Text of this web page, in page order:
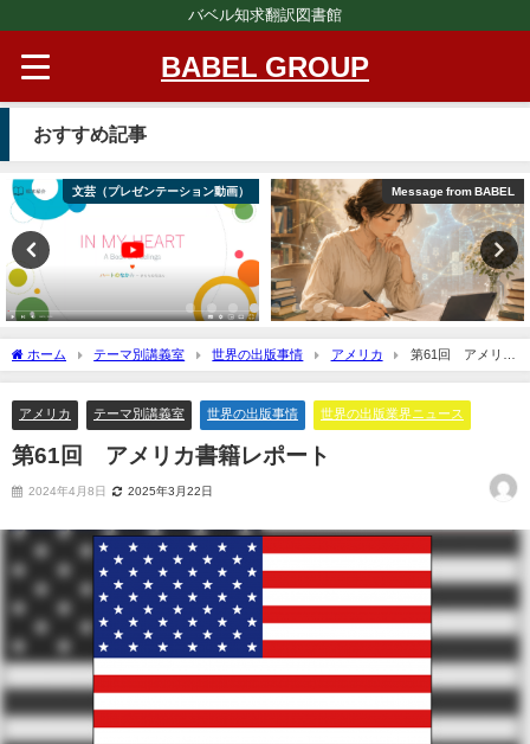
バベル知求翻訳図書館
BABEL GROUP
おすすめ記事
文芸（プレゼンテーション動画） Message from BABEL
ホーム テーマ別講義室 世界の出版事情 アメリカ
第61回 アメリカ
書籍レポート
アメリカ テーマ別講義室 世界の出版事情 世界の出版業界ニュース
第61回 アメリカ書籍レポート
2024年4月8日 2025年3月22日